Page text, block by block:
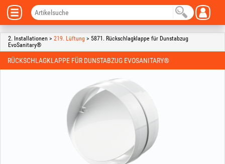
2. Installationen > 219. Lüftung > 5871. Rückschlagklappe für Dunstabzug
EvoSanitary®
RÜCKSCHLAGKLAPPE FÜR DUNSTABZUG EVOSANITARY®